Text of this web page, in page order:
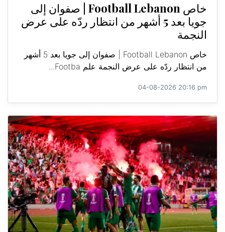
خاص Football Lebanon | صفوان إلى
جويا بعد 5 أشهر من انتظار ردّه على عرض
النجمة
خاص Football Lebanon | صفوان إلى جويا بعد 5 أشهر
من انتظار ردّه على عرض النجمة علم Footba...
04-08-2026 20:16 pm